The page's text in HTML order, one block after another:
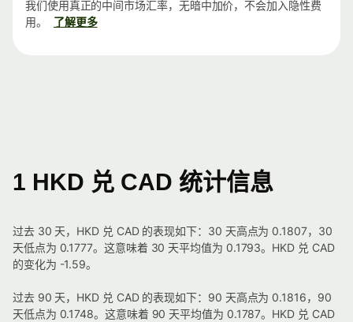
我们使用真正的中间市场汇率，无暗中加价，不会加入隐性费
用。
了解更多
1 HKD 兑 CAD 统计信息
过去 30 天，HKD 兑 CAD 的表现如下：30 天高点为 0.1807，30
天低点为 0.1777。这意味着 30 天平均值为 0.1793。HKD 兑 CAD
的变化为 -1.59。
过去 90 天，HKD 兑 CAD 的表现如下：90 天高点为 0.1816，90
天低点为 0.1748。这意味着 90 天平均值为 0.1787。HKD 兑 CAD